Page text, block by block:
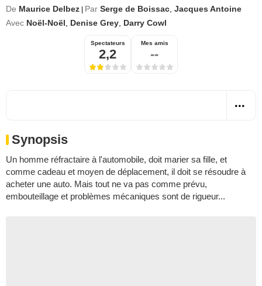
De Maurice Delbez Par Serge de Boissac Jacques Antoine
Avec Noël-Noël Denise Grey Darry Cowl
Spectateurs
2,2
Mes amis
--
Synopsis
Un homme réfractaire à l'automobile, doit marier sa fille, et
comme cadeau et moyen de déplacement, il doit se résoudre à
acheter une auto. Mais tout ne va pas comme prévu,
embouteillage et problèmes mécaniques sont de rigueur...